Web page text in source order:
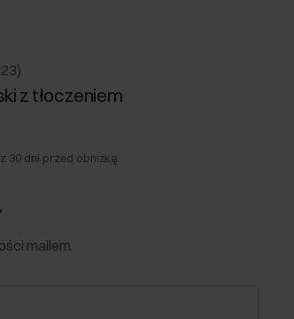
z tłoczeniem
30 dni przed obniżką
mailem.